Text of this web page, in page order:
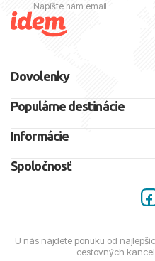
Napíšte nám email
Dovolenky
Populárne destinácie
Informácie
Spoločnosť
U nás nájdete ponuku od
cestovných